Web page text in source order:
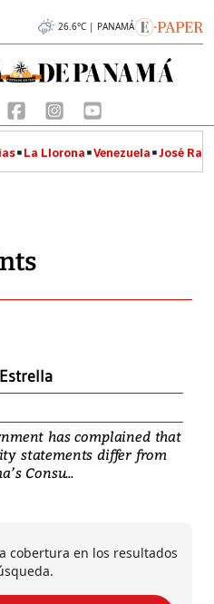
26.6°C | PANAMÁ
La Llorona Venezuela José
has complained that
statements differ from
Consu...
cobertura en los resultados